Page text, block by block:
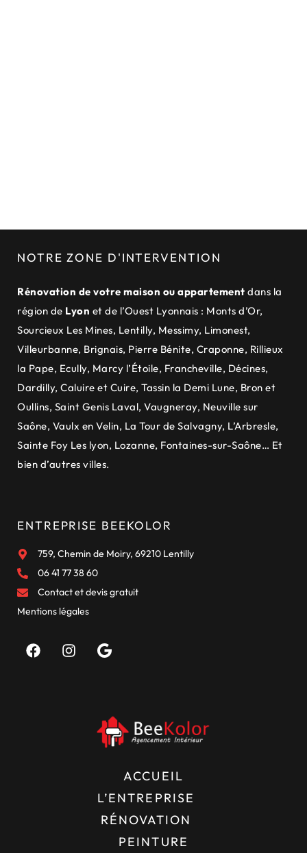
ACCUEIL
L’ENTREPRISE
RÉNOVATION
PEINTURE
ENTREPRISE BEEKOLOR
759, Chemin de Moiry, 69210 Lentilly
06 41 77 38 60
Contact et devis gratuit
Mentions légales
NOTRE ZONE D'INTERVENTION
Rénovation de votre maison ou appartement dans la
région de Lyon et de l’Ouest Lyonnais : Monts d’Or,
Sourcieux Les Mines, Lentilly, Messimy, Limonest,
Villeurbanne, Brignais, Pierre Bénite, Craponne, Rillieux
la Pape, Ecully, Marcy l’Étoile, Francheville, Décines,
Dardilly, Caluire et Cuire, Tassin la Demi Lune, Bron et
Oullins, Saint Genis Laval, Vaugneray, Neuville sur
Saône, Vaulx en Velin, La Tour de Salvagny, L’Arbresle,
Sainte Foy Les lyon, Lozanne, Fontaines-sur-Saône… Et
bien d’autres villes.